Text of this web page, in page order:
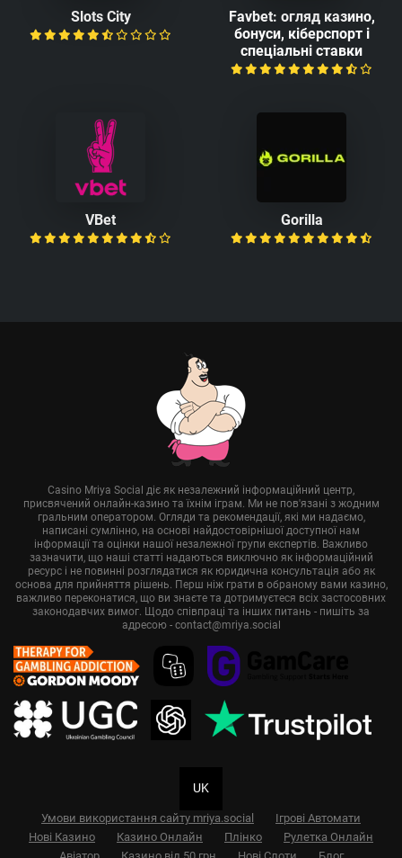
Slots Сity
Favbet: огляд казино,
бонуси, кіберспорт і
спеціальні ставки
VBet Gorilla
Casino Mriya Social діє як незалежний інформаційний центр,
присвячений онлайн-казино та їхнім іграм. Ми не пов'язані з жодним
гральним оператором. Огляди та рекомендації, які ми надаємо,
написані сумлінно, на основі найдостовірнішої доступної нам
інформації та оцінки нашої незалежної групи експертів. Важливо
зазначити, що наші статті надаються виключно як інформаційний
ресурс і не повинні розглядатися як юридична консультація або як
основа для прийняття рішень. Перш ніж грати в обраному вами казино,
важливо переконатися, що ви знаєте та дотримуєтеся всіх застосовних
законодавчих вимог. Щодо співпраці та інших питань - пишіть за
адресою - contact@mriya.social
UK
Умови використання сайту mriya.social
Ігрові Автомати
Нові Казино
Казино Онлайн Плінко
Рулетка Онлайн